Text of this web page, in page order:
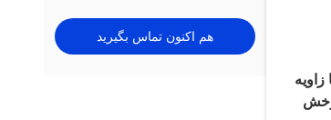
هم اکنون تماس بگیرید
زاویه